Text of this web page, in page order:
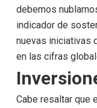
debemos
indicador de
nuevas iniciativas
en las cifras
Cabe resaltar que